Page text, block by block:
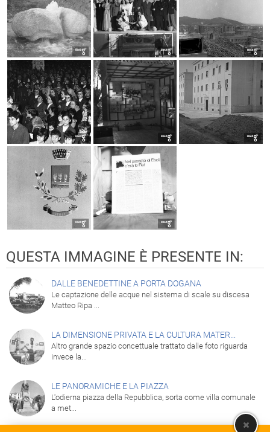
QUESTA IMMAGINE È PRESENTE IN:
DALLE BENEDETTINE A PORTA DOGANA
Le captazione delle acque nel sistema di scale su discesa
Matteo Ripa ...
LA DIMENSIONE PRIVATA E LA CULTURA MATER...
Altro grande spazio concettuale trattato dalle foto riguarda
invece la...
LE PANORAMICHE E LA PIAZZA
L'odierna piazza della Repubblica, sorta come villa comunale
a met...